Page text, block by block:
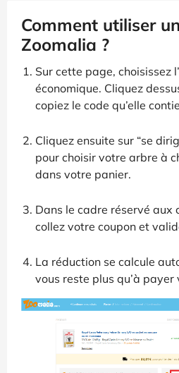
Comment utiliser
Zoomalia ?
Sur cette page, choisissez
économique. Cliquez
copiez le code qu’elle
Cliquez ensuite sur “se
pour choisir votre arbre à
dans votre panier.
Dans le cadre réservé aux
collez votre coupon et
La réduction se calcule
vous reste plus qu’à payer